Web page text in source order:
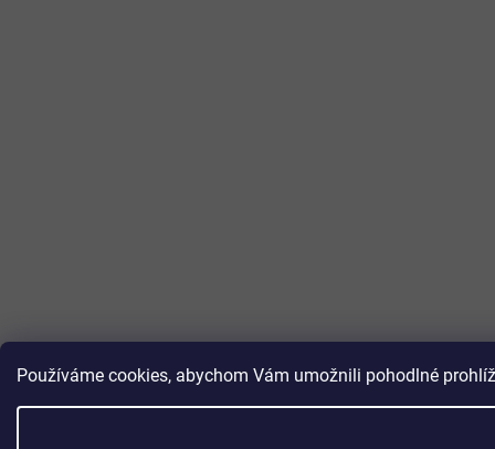
Používáme cookies, abychom Vám umožnili pohodlné